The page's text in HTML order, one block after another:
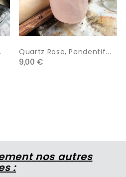
Quartz Rose, Pendentif...
9,00 €
nos autres
: